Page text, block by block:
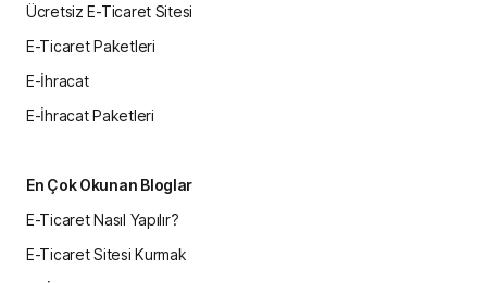
En Çok Okunan Bloglar
E-Ticaret Nasıl Yapılır?
E-Ticaret Sitesi Kurmak
Ücretsiz E-Ticaret Sitesi
E-Ticaret Paketleri
E-İhracat
E-İhracat Paketleri